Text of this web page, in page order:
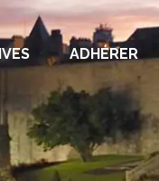
ADHÉRER